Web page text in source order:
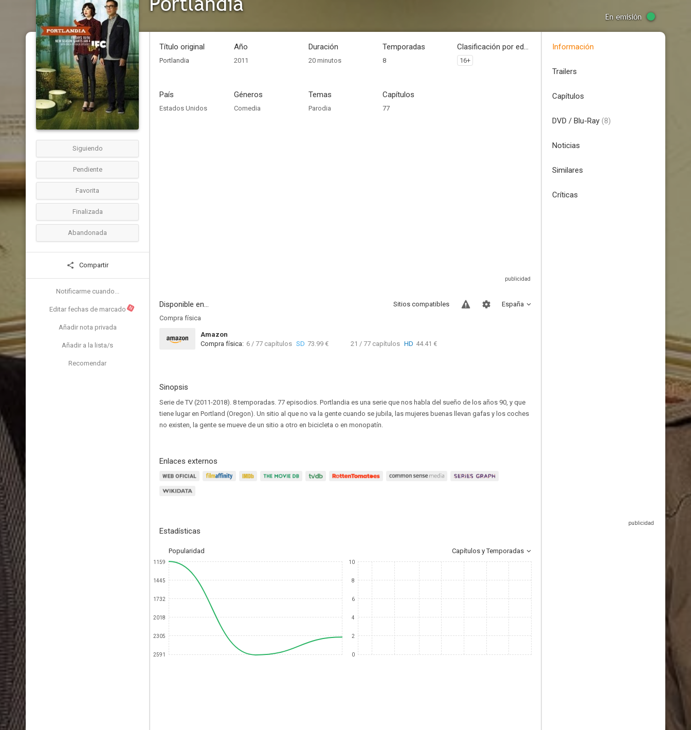
En emisión
Siguiendo
Pendiente
Favorita
Finalizada
Abandonada
Compartir
Notificarme cuando...
Editar fechas de marcado N
Añadir nota privada
Añadir a la lista/s
Recomendar
Título original
Portlandia
Año
2011
Duración
20 minutos
Temporadas
8
Clasificación por edades
16+
País
Estados Unidos
Géneros
Comedia
Temas
Parodia
Capítulos
77
Disponible en... España
Sitios compatibles
Compra física
Amazon
Compra física: 6 / 77 capítulos SD 73.99 € 21 / 77 capítulos HD 44.41 €
Sinopsis
Serie de TV (2011-2018). 8 temporadas. 77 episodios. Portlandia es una serie que nos habla del sueño de los años 90, y que
tiene lugar en Portland (Oregon). Un sitio al que no va la gente cuando se jubila, las mujeres buenas llevan gafas y los coches
no existen, la gente se mueve de un sitio a otro en bicicleta o en monopatín.
Enlaces externos
Estadísticas
Popularidad Capítulos y Temporadas
1159
1445
1732
2018
2305
2591
10
8
6
4
2
0
Información
Trailers
Capítulos
DVD / Blu-Ray (8)
Noticias
Similares
Críticas